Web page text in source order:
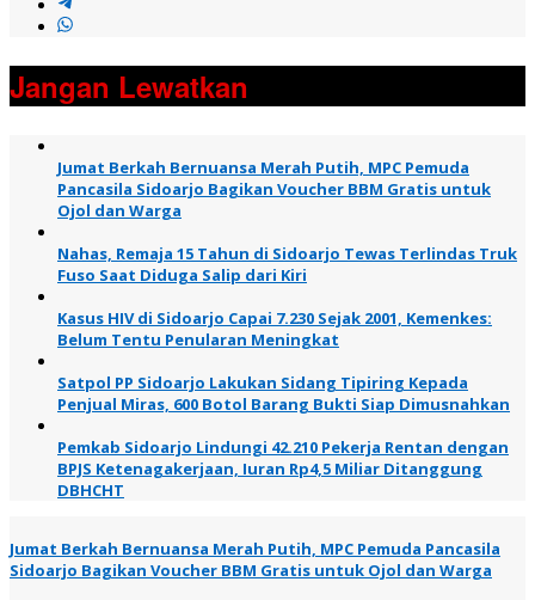
Jangan Lewatkan
Jumat Berkah Bernuansa Merah Putih, MPC Pemuda
Pancasila Sidoarjo Bagikan Voucher BBM Gratis untuk
Ojol dan Warga
Nahas, Remaja 15 Tahun di Sidoarjo Tewas Terlindas Truk
Fuso Saat Diduga Salip dari Kiri
Kasus HIV di Sidoarjo Capai 7.230 Sejak 2001, Kemenkes:
Belum Tentu Penularan Meningkat
Satpol PP Sidoarjo Lakukan Sidang Tipiring Kepada
Penjual Miras, 600 Botol Barang Bukti Siap Dimusnahkan
Pemkab Sidoarjo Lindungi 42.210 Pekerja Rentan dengan
BPJS Ketenagakerjaan, Iuran Rp4,5 Miliar Ditanggung
DBHCHT
Jumat Berkah Bernuansa Merah Putih, MPC Pemuda Pancasila
Sidoarjo Bagikan Voucher BBM Gratis untuk Ojol dan Warga